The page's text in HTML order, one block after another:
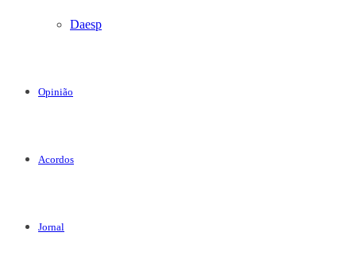
Daesp
Opinião
Acordos
Jornal